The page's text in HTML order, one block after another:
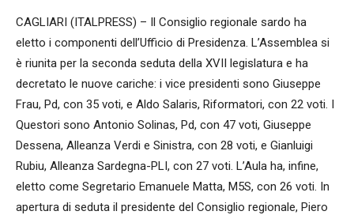
CAGLIARI (ITALPRESS) – Il Consiglio regionale sardo ha
eletto i componenti dell’Ufficio di Presidenza. L’Assemblea si
è riunita per la seconda seduta della XVII legislatura e ha
decretato le nuove cariche: i vice presidenti sono Giuseppe
Frau, Pd, con 35 voti, e Aldo Salaris, Riformatori, con 22 voti. I
Questori sono Antonio Solinas, Pd, con 47 voti, Giuseppe
Dessena, Alleanza Verdi e Sinistra, con 28 voti, e Gianluigi
Rubiu, Alleanza Sardegna-PLI, con 27 voti. L’Aula ha, infine,
eletto come Segretario Emanuele Matta, M5S, con 26 voti. In
apertura di seduta il presidente del Consiglio regionale, Piero